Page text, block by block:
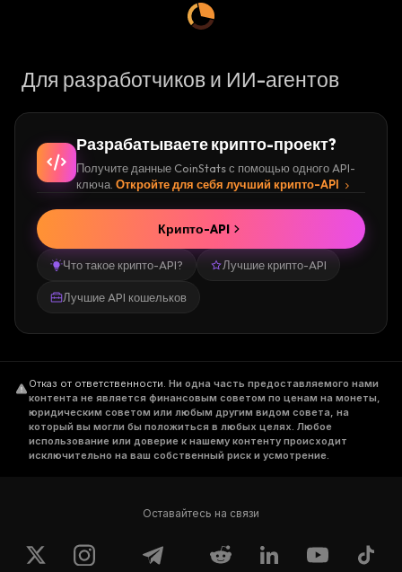
Для разработчиков и ИИ-агентов
Разрабатываете крипто-проект?
Получите данные CoinStats с помощью одного API-
ключа. Откройте для себя лучший крипто-API
Что такое крипто-API? Лучшие крипто-API
Лучшие API кошельков
Крипто-API
Отказ от ответственности. Ни одна часть предоставляемого нами
контента не является финансовым советом по ценам на монеты,
юридическим советом или любым другим видом совета, на
который вы могли бы положиться в любых целях. Любое
использование или доверие к нашему контенту происходит
исключительно на ваш собственный риск и усмотрение.
Оставайтесь на связи